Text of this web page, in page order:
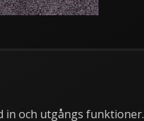
in och utgångs funktioner.